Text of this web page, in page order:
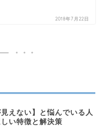
2018年7月22日
見えない】と悩んでいる人
い特徴と解決策